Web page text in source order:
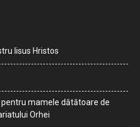
Iisus Hristos
mamele dătătoare de
Orhei